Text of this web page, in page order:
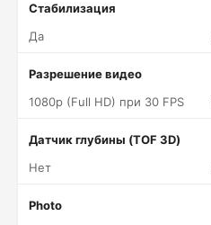
Стабилизация
Да
Разрешение видео
1080p (Full HD) при 30 FPS
Датчик глубины (TOF 3D)
Нет
Photo